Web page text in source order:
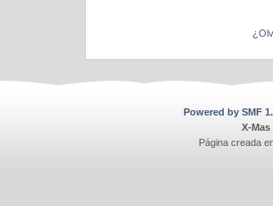
Powered by SMF
X-Mas
Página creada